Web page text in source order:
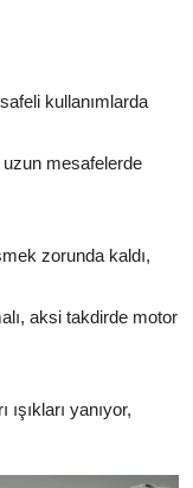
kullanımlarda
uzun mesafelerde
zorunda kaldı,
aksi takdirde motor
yanıyor,